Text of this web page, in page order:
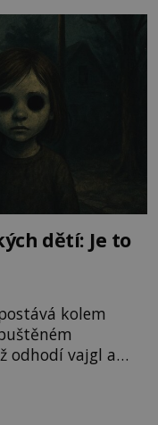
A odvážili
ids="17
dětí: Je to
kolem
odhodí vajgl a
k němu dva
14 let.